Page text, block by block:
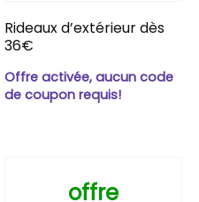
Rideaux d’extérieur dès
36€
Offre activée, aucun code
de coupon requis!
offre